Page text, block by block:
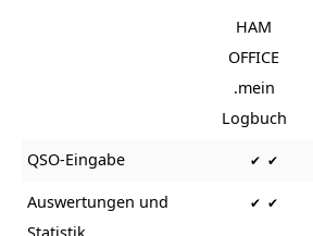
HAM
OFFICE
.mein
Logbuch
QSO-Eingabe ✔ ✔
Auswertungen und
✔ ✔